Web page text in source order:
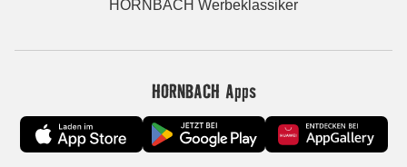
HORNBACH Werbeklassiker
HORNBACH Apps